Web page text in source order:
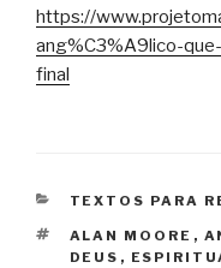
https://
ang%C3%A9lico-
final
CATEGORIAS
TEXTOS PARA
TAGS
ALAN MOORE ,
DEUS ,